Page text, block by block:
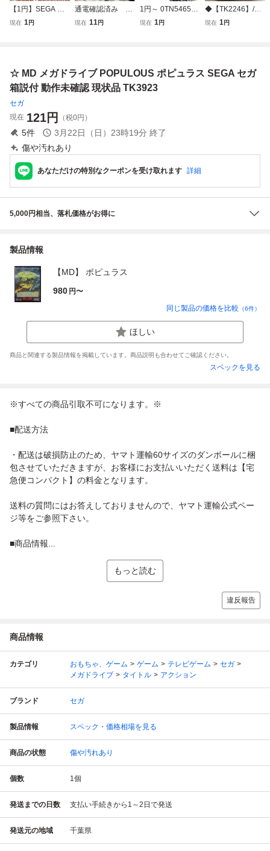
【1円】SEGA 純
正 メガドライブコ
現在 1円
通電確認済み 現
状品の為ジャンク
現在 11円
1円～ 0TN546507
26 SEGA セガ SE
作未確認 現状品
現在 1円
◆【TK2246】/1
円〜 MEGA DRIV
同梱×
現在 1円
☆ MD メガドライブ POPULOUS ポピュラス SEGA セガ
箱説付 動作未確認 現状品 TK3923
セガ
現在 121円 （税0円）
5件 3月22日（日）23時19分 終了
傷や汚れあり
あなただけの特別なクーポンを受け取れます 詳細
5,000円相当、落札価格がお得に
製品情報
【MD】 ポピュラス
980 円〜
同じ製品の価格を比較 （6件）
ほしい
商品と関連する製品情報を掲載しています。商品説明も合わせてご確認ください。
スペックを見る
※すべての商品引取不可になります。※
■配送方法
・配送は破損防止のため、ヤマト運輸60サイズのダンボールに梱
包させていただきますが、お客様にお支払いいただく送料は【宅
急便コンパクト】の料金となります。
送料の質問にはお答えしておりませんので、ヤマト運輸公式ペー
ジ等をご参照下さい。
■商品情報...
もっと読む
違反報告
商品情報
カテゴリ おもちゃ、ゲーム ゲーム テレビゲーム
セガ
メガドライブ
タイトル アクション
ブランド セガ
製品情報 スペック・価格相場を見る
商品の状態 傷や汚れあり
個数 1個
発送までの日数 支払い手続きから1～2日で発送
発送元の地域 千葉県